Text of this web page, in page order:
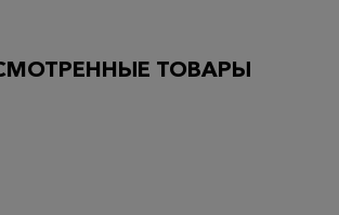
ТОВАРЫ